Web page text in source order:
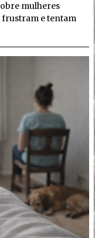
mulheres
frustram e tentam